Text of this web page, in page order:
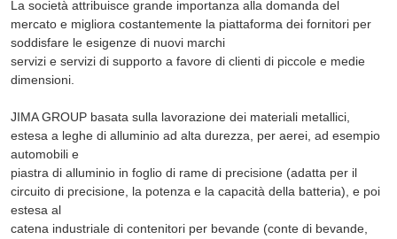
La società attribuisce grande importanza alla domanda del
mercato e migliora costantemente la piattaforma dei fornitori per
soddisfare le esigenze di nuovi marchi
servizi e servizi di supporto a favore di clienti di piccole e medie
dimensioni.
JIMA GROUP basata sulla lavorazione dei materiali metallici,
estesa a leghe di alluminio ad alta durezza, per aerei, ad esempio
automobili e
piastra di alluminio in foglio di rame di precisione (adatta per il
circuito di precisione, la potenza e la capacità della batteria), e poi
estesa al
catena industriale di contenitori per bevande (conte di bevande,